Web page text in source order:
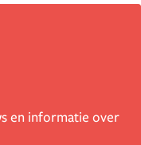
en informatie over